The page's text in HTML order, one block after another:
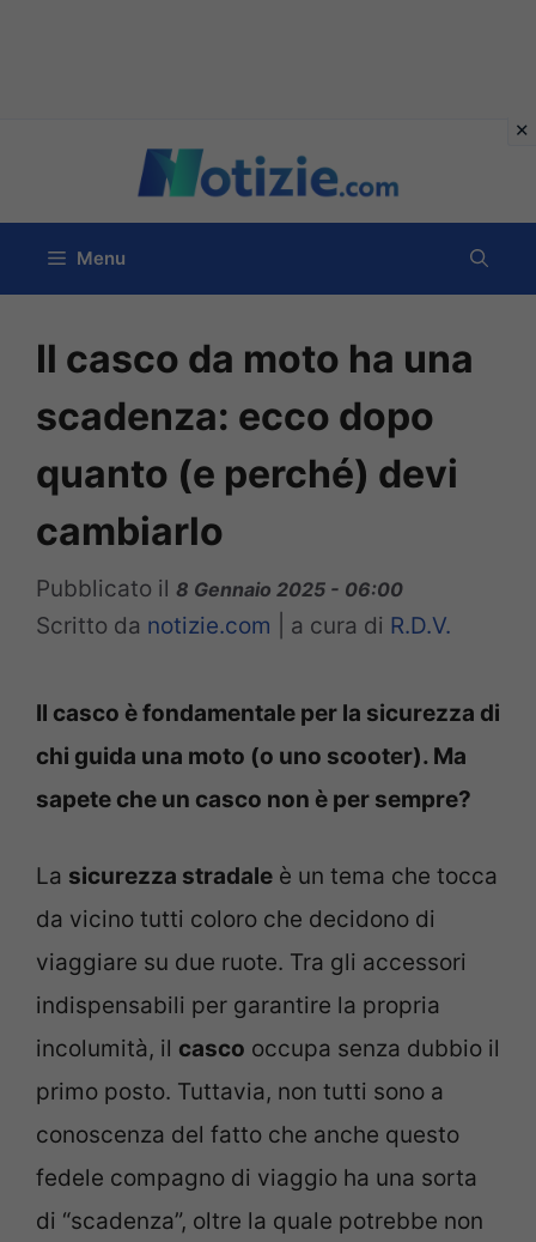
contenuto
Menu
Il casco da moto ha una
scadenza: ecco dopo
quanto (e perché) devi
cambiarlo
Pubblicato il 8 Gennaio 2025 - 06:00
Scritto da notizie.com a cura di R.D.V.
Il casco è fondamentale per la sicurezza di
chi guida una moto (o uno scooter). Ma
sapete che un casco non è per sempre?
La sicurezza stradale è un tema che tocca
da vicino tutti coloro che decidono di
viaggiare su due ruote. Tra gli accessori
indispensabili per garantire la propria
incolumità, il casco occupa senza dubbio il
primo posto. Tuttavia, non tutti sono a
conoscenza del fatto che anche questo
fedele compagno di viaggio ha una sorta
di “scadenza”, oltre la quale potrebbe non